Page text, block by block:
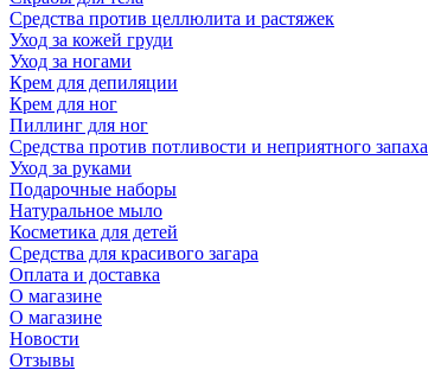
Средства против целлюлита и растяжек
Уход за кожей груди
Уход за ногами
Крем для депиляции
Крем для ног
Пиллинг для ног
Средства против потливости и неприятного запаха
Уход за руками
Подарочные наборы
Натуральное мыло
Косметика для детей
Средства для красивого загара
Оплата и доставка
О магазине
О магазине
Новости
Отзывы